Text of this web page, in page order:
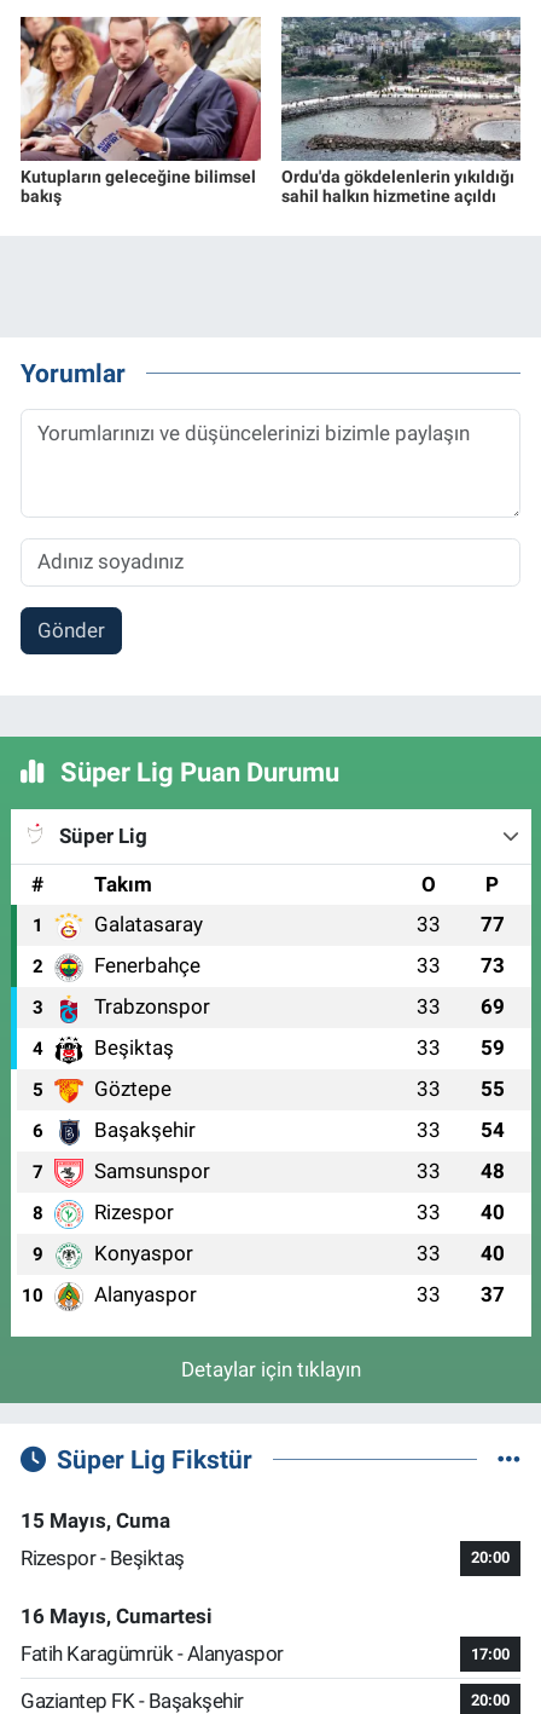
Kutupların geleceğine bilimsel
bakış
Ordu'da gökdelenlerin yıkıldığı
sahil halkın hizmetine açıldı
Yorumlar
Gönder
Süper Lig Puan Durumu
Süper Lig
#
Takım O P
1 Galatasaray 33 77
2 Fenerbahçe 33 73
3 Trabzonspor 33 69
4 Beşiktaş 33 59
5 Göztepe 33 55
6 Başakşehir 33 54
7 Samsunspor 33 48
8 Rizespor 33 40
9 Konyaspor 33 40
10 Alanyaspor 33 37
Detaylar için tıklayın
Süper Lig Fikstür
15 Mayıs, Cuma
Rizespor - Beşiktaş
20:00
16 Mayıs, Cumartesi
Fatih Karagümrük - Alanyaspor
17:00
Gaziantep FK - Başakşehir 20:00